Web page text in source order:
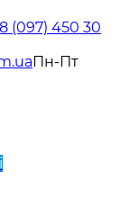
(097) 450 30
Пн-Пт